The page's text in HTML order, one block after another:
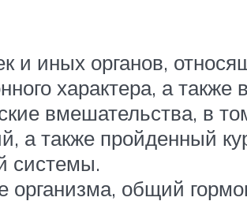
и иных органов,
характера, а также
вмешательства, в
а также пройденный
системы.
общий